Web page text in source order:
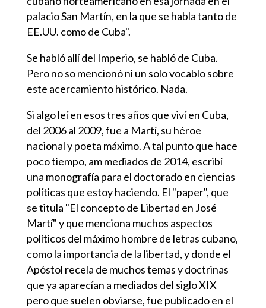
palacio San Martín, en la que se habla tanto de
EE.UU. como de Cuba".
Se habló allí del Imperio, se habló de Cuba.
Pero no so mencionó ni un solo vocablo sobre
este acercamiento histórico. Nada.
Si algo leí en esos tres años que viví en Cuba,
del 2006 al 2009, fue a Martí, su héroe
nacional y poeta máximo. A tal punto que hace
poco tiempo, am mediados de 2014, escribí
una monografía para el doctorado en ciencias
políticas que estoy haciendo. El "paper", que
se titula "El concepto de Libertad en José
Martí" y que menciona muchos aspectos
políticos del máximo hombre de letras cubano,
como la importancia de la libertad, y donde el
Apóstol recela de muchos temas y doctrinas
que ya aparecían a mediados del siglo XIX
pero que suelen obviarse, fue publicado en el